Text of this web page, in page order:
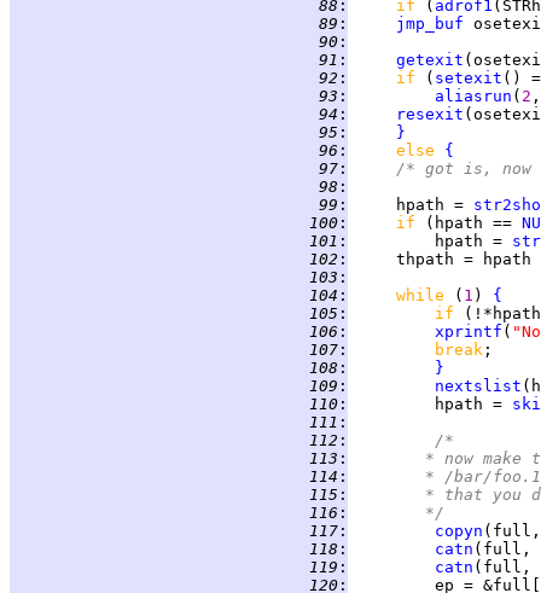
  88
: if ( adrof1
  89
:
jmp_buf
  90
:
  91
: getexit
  92
: if ( setexit ()
  93
: aliasrun ( 2
  94
: resexit
  95
:
}
  96
: else {
  97
:
/* got is, now
  98
:
  99
:
     hpath =
100 : if (hpath ==
101 :
         hpath =
102 :
thpath =
103 :
104 : while ( 1 ) {
105 : if
106 : xprintf (
107 : break
108 :
}
109 :
nextslist
110 :
         hpath =
111 :
112 :
/*
113 :
* now make
114 :
* /bar/
115 :
* that you
116 :
	     */
117 : copyn
118 : catn (full,
119 : catn (full,
120 :
         ep = &full[